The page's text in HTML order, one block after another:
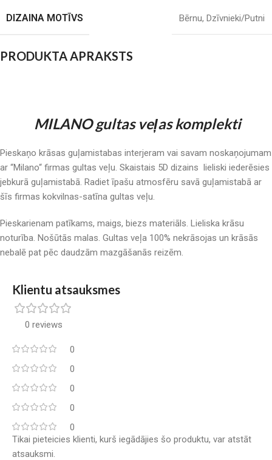
DIZAINA MOTĪVS Bērnu, Dzīvnieki/Putni
PRODUKTA APRAKSTS
MILANO gultas veļas komplekti
Pieskaņo krāsas guļamistabas interjeram vai savam noskaņojumam
ar “Milano“ firmas gultas veļu. Skaistais 5D dizains lieliski iederēsies
jebkurā guļamistabā. Radiet īpašu atmosfēru savā guļamistabā ar
šīs firmas kokvilnas-satīna gultas veļu.
Pieskarienam patīkams, maigs, biezs materiāls. Lieliska krāsu
noturība. Nošūtās malas. Gultas veļa 100% nekrāsojas un krāsās
nebalē pat pēc daudzām mazgāšanās reizēm.
Klientu atsauksmes
0 reviews
0
0
0
0
0
Tikai pieteicies klienti, kurš iegādājies šo produktu, var atstāt
atsauksmi.